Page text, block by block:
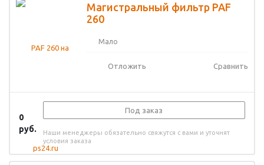
Магистральный фильтр PAF
260
Мало
Отложить Сравнить
0
руб.
Под заказ
Наши менеджеры обязательно свяжутся с вами и уточнят
условия заказа